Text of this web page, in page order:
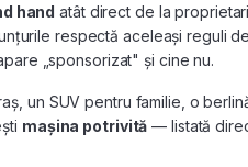
hand atât direct de la
respectă aceleași reguli
„sponsorizat" și cine nu.
un SUV pentru familie, o
mașina potrivită — listată